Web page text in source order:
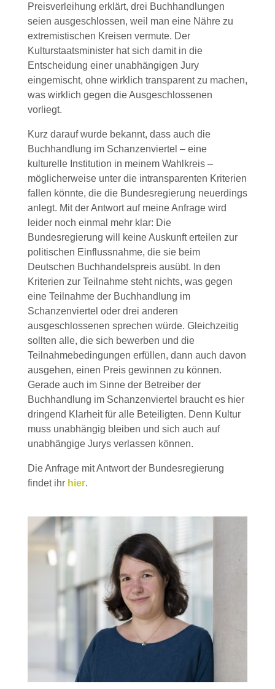
Preisverleihung erklärt, drei Buchhandlungen
seien ausgeschlossen, weil man eine Nähre zu
extremistischen Kreisen vermute. Der
Kulturstaatsminister hat sich damit in die
Entscheidung einer unabhängigen Jury
eingemischt, ohne wirklich transparent zu machen,
was wirklich gegen die Ausgeschlossenen
vorliegt.
Kurz darauf wurde bekannt, dass auch die
Buchhandlung im Schanzenviertel – eine
kulturelle Institution in meinem Wahlkreis –
möglicherweise unter die intransparenten Kriterien
fallen könnte, die die Bundesregierung neuerdings
anlegt. Mit der Antwort auf meine Anfrage wird
leider noch einmal mehr klar: Die
Bundesregierung will keine Auskunft erteilen zur
politischen Einflussnahme, die sie beim
Deutschen Buchhandelspreis ausübt. In den
Kriterien zur Teilnahme steht nichts, was gegen
eine Teilnahme der Buchhandlung im
Schanzenviertel oder drei anderen
ausgeschlossenen sprechen würde. Gleichzeitig
sollten alle, die sich bewerben und die
Teilnahmebedingungen erfüllen, dann auch davon
ausgehen, einen Preis gewinnen zu können.
Gerade auch im Sinne der Betreiber der
Buchhandlung im Schanzenviertel braucht es hier
dringend Klarheit für alle Beteiligten. Denn Kultur
muss unabhängig bleiben und sich auch auf
unabhängige Jurys verlassen können.
Die Anfrage mit Antwort der Bundesregierung
findet ihr hier.